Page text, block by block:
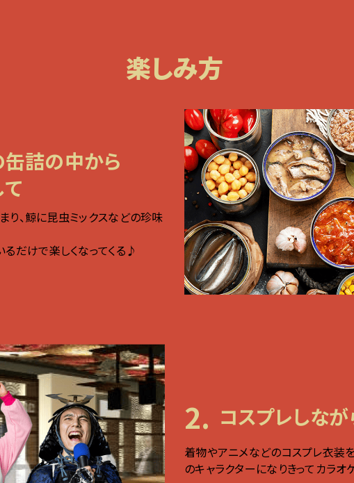
楽しみ方
詰の中から
、鯨に昆虫ミックスなどの珍味
だけで楽しくなってくる♪
2. コスプレしな
着物やアニメなどのコスプレ衣装
のキャラクターになりきってカラオ